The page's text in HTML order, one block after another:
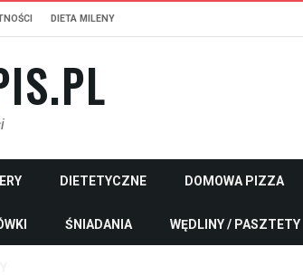
DIETA MILENY
DIETETYCZNE DOMOWA PIZZA
ŚNIADANIA WĘDLINY / PASZTETY